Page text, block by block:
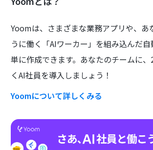
Yoomは、さまざまな業務アプリや、あ
うに働く「AIワーカー」を組み込んだ
単に作成できます。あなたのチームに
くAI社員を導入しましょう！
Yoomについて詳しくみる